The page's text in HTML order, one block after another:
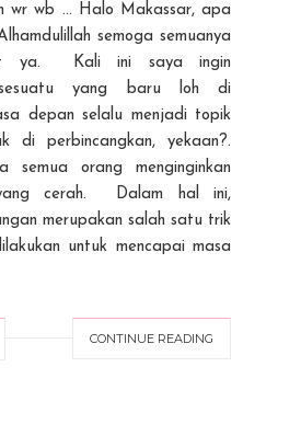
wr wb ... Halo Makassar, apa
semoga semuanya
ya. Kali ini saya ingin
sesuatu yang baru loh di
depan selalu menjadi topik
di perbincangkan, yekaan?.
semua orang menginginkan
cerah. Dalam hal ini,
merupakan salah satu trik
untuk mencapai masa
CONTINUE READING